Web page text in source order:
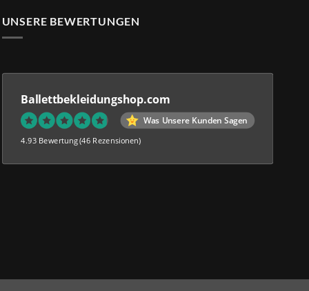
UNSERE BEWERTUNGEN
Ballettbekleidungshop.com
Was Unsere Kunden Sagen
4.93 Bewertung(46 Rezensionen)